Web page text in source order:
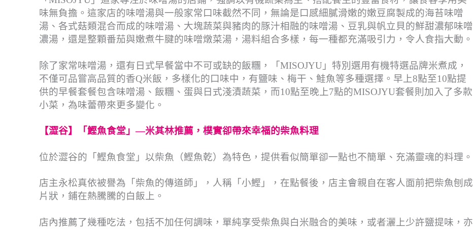
味無負擔。這家店的味噌湯與一般家常口味截然不同，無論是口感細膩滑嫩的嫩豆腐製成的海苔味噌
湯、各式菇類混合而成的味噌湯、大塊蔬菜與豬肉的豚汁相融的味噌湯、豆乳與帆立貝的鮮甜濃郁味噌
濃湯，還是整顆番茄與嫩煮牛腱的味噌燉菜湯，湯料組合多樣，每一種都充滿吸引力，令人食指大動。
除了家常味噌湯，還有日式早餐當中不可或缺的飯糰，「MISOJYU」特別選用有機特選品牌米煮成，
不僅可品嘗高品質的香Q米飯，多樣化的口味中，有鹽味、梅干、鮭魚等多種選擇。早上8點至10點提
供的早餐套餐包含味噌湯、飯糰、蛋與日式淺漬蔬菜，而10點至晚上7點的MISOJYU套餐則加入了多款
小菜，為味蕾帶來更多變化。
【澀谷】「鰹魚食堂」—米其林推薦，樸實卻帶來幸福的柴魚料理
位於澀谷的「鰹魚食堂」以柴魚（鰹魚乾）為特色，提供看似簡單卻一點也不簡單、充滿靈魂的料理。
店主永松真依被譽為「柴魚的傳道師」，人稱「小鰹」，在點餐後，店主會親自在客人面前把柴魚刨成
片狀，鋪在熱騰騰的白飯上。
店內推薦了幾種吃法，包括不加任何調味，單純享受柴魚與白米融合的美味，或者灑上少許鹽提味，亦